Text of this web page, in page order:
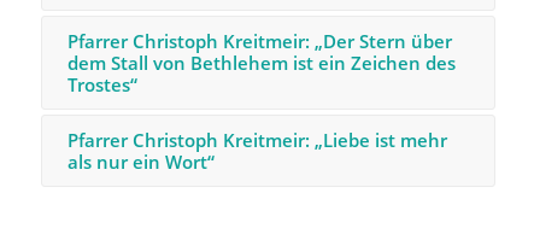
Pfarrer Christoph Kreitmeir: „Der Stern über
dem Stall von Bethlehem ist ein Zeichen des
Trostes“
Pfarrer Christoph Kreitmeir: „Liebe ist mehr
als nur ein Wort“